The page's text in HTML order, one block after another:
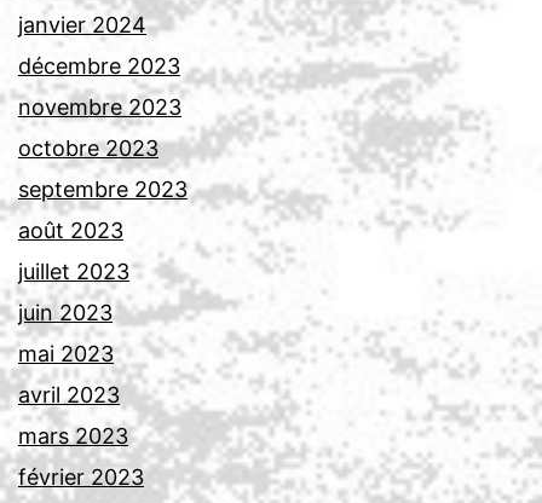
janvier 2024
décembre 2023
novembre 2023
octobre 2023
septembre 2023
août 2023
juillet 2023
juin 2023
mai 2023
avril 2023
mars 2023
février 2023